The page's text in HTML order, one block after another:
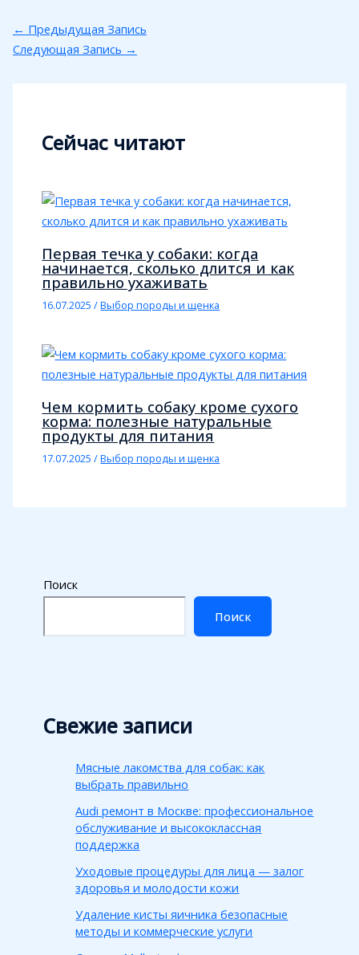
← Предыдущая Запись
Следующая Запись →
Сейчас читают
Первая течка у собаки: когда
начинается, сколько длится и как
правильно ухаживать
16.07.2025/Выбор породы и щенка
Чем кормить собаку кроме сухого
корма: полезные натуральные
продукты для питания
17.07.2025/Выбор породы и щенка
Поиск
Поиск
Свежие записи
Мясные лакомства для собак: как
выбрать правильно
Audi ремонт в Москве: профессиональное
обслуживание и высококлассная
поддержка
Уходовые процедуры для лица — залог
здоровья и молодости кожи
Удаление кисты яичника безопасные
методы и коммерческие услуги